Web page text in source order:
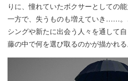
りに、憧れていたボクサーとしての
一方で、失うものも増えていき……。
シングや新たに出会う人々を通して
藤の中で何を選び取るのかが描かれる